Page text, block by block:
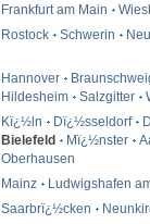
Frankfurt am Main
Rostock Schwerin
Hannover
Hildesheim
Salzgitter
Kï¿½ln Dï¿½sseldorf
Bielefeld
Mï¿½nster
Oberhausen
Mainz Ludwigshafen
Saarbrï¿½cken